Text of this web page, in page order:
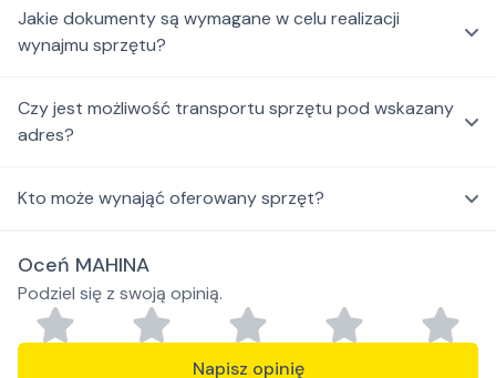
Jakie dokumenty są wymagane w celu realizacji
wynajmu sprzętu?
Czy jest możliwość transportu sprzętu pod wskazany
adres?
Kto może wynająć oferowany sprzęt?
Oceń MAHINA
Podziel się z swoją opinią.
Napisz opinię